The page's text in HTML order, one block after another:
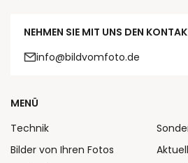
NEHMEN SIE MIT UNS DEN
info@bildvomfoto.de
MENÜ
Technik
Bilder von Ihren Fotos